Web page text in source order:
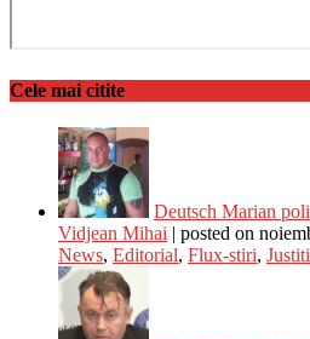
Cele mai citite
Deutsch Marian
Vidjean Mihai
posted on
News, Editorial, Flux-stiri,